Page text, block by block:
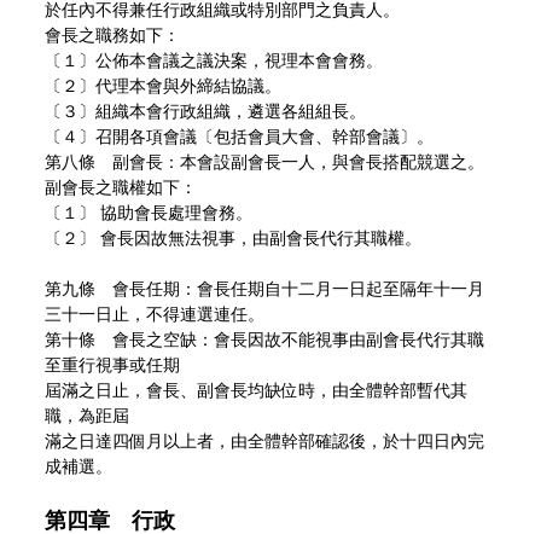
於任內不得兼任行政組織或特別部門之負責人。
會長之職務如下：
〔１〕公佈本會議之議決案，視理本會會務。
〔２〕代理本會與外締結協議。
〔３〕組織本會行政組織，遴選各組組長。
〔４〕召開各項會議〔包括會員大會、幹部會議〕。
第八條 副會長：本會設副會長一人，與會長搭配競選之。
副會長之職權如下：
〔１〕 協助會長處理會務。
〔２〕 會長因故無法視事，由副會長代行其職權。
第九條 會長任期：會長任期自十二月一日起至隔年十一月
三十一日止，不得連選連任。
第十條 會長之空缺：會長因故不能視事由副會長代行其職
至重行視事或任期
屆滿之日止，會長、副會長均缺位時，由全體幹部暫代其
職，為距屆
滿之日達四個月以上者，由全體幹部確認後，於十四日內完
成補選。
第四章 行政